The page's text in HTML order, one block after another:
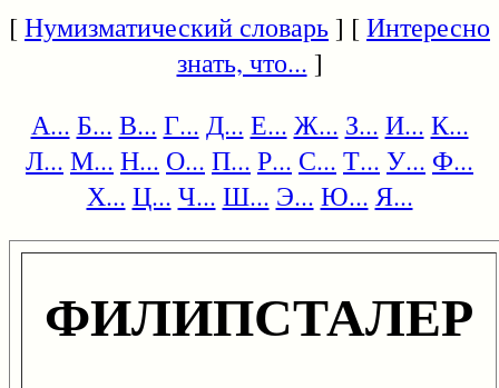
[Нумизматический словарь] [Интересно
знать, что... ]
А... Б... В... Г... Д... Е... Ж... З... И... К...
Л... М... Н... О... П... Р... С... Т... У... Ф...
Х... Ц... Ч... Ш... Э... Ю... Я...
ФИЛИПСТАЛЕР